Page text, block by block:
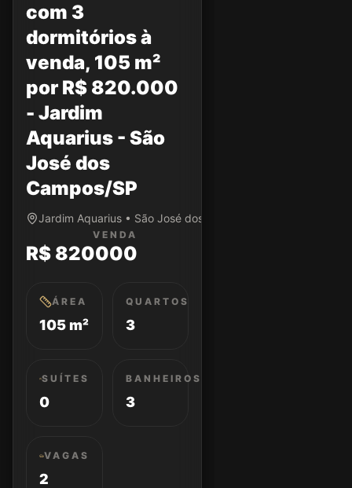
com 3
dormitórios à
venda, 105 m²
por R$ 820.000
- Jardim
Aquarius - São
José dos
Campos/SP
Jardim Aquarius • São José dos Campos/SP
VENDA
R$ 820000
ÁREA
105 m²
QUARTOS
3
SUÍTES
0
BANHEIROS
3
VAGAS
2